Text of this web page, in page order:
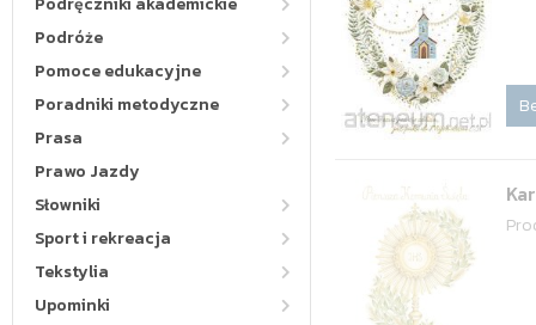
Podróże
Pomoce edukacyjne
Poradniki metodyczne
Prasa
Prawo Jazdy
Słowniki
Sport i rekreacja
Tekstylia
Upominki